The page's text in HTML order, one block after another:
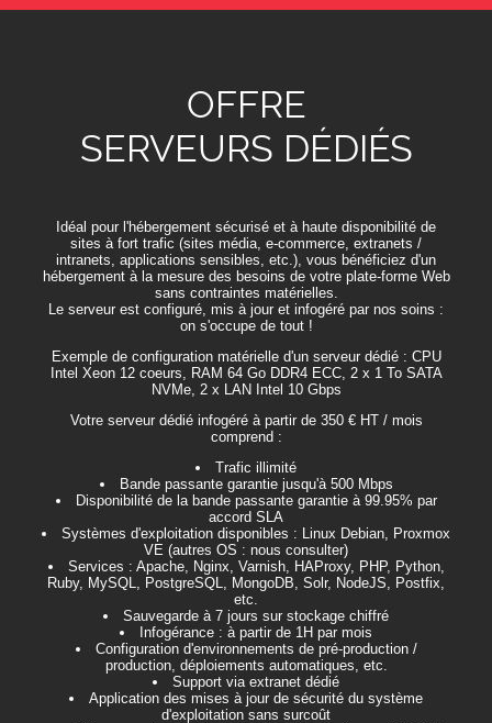
OFFRE
SERVEURS DÉDIÉS
Idéal pour l'hébergement sécurisé et à haute disponibilité de
sites à fort trafic (sites média, e-commerce, extranets /
intranets, applications sensibles, etc.), vous bénéficiez d'un
hébergement à la mesure des besoins de votre plate-forme Web
sans contraintes matérielles.
Le serveur est configuré, mis à jour et infogéré par nos soins :
on s'occupe de tout !
Exemple de configuration matérielle d'un serveur dédié : CPU
Intel Xeon 12 coeurs, RAM 64 Go DDR4 ECC, 2 x 1 To SATA
NVMe, 2 x LAN Intel 10 Gbps
Votre serveur dédié infogéré à partir de 350 € HT / mois
comprend :
Trafic illimité
Bande passante garantie jusqu'à 500 Mbps
Disponibilité de la bande passante garantie à 99.95% par
accord SLA
Systèmes d'exploitation disponibles : Linux Debian, Proxmox
VE (autres OS : nous consulter)
Services : Apache, Nginx, Varnish, HAProxy, PHP, Python,
Ruby, MySQL, PostgreSQL, MongoDB, Solr, NodeJS, Postfix,
etc.
Sauvegarde à 7 jours sur stockage chiffré
Infogérance : à partir de 1H par mois
Configuration d'environnements de pré-production /
production, déploiements automatiques, etc.
Support via extranet dédié
Application des mises à jour de sécurité du système
d'exploitation sans surcoût